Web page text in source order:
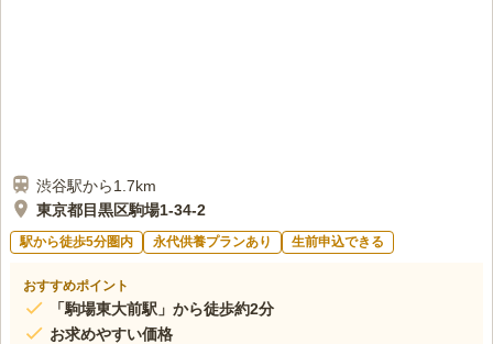
渋谷駅から1.7km
東京都目黒区駒場1-34-2
駅から徒歩5分圏内 永代供養プランあり 生前申込できる
おすすめポイント
「駒場東大前駅」から徒歩約2分
お求めやすい価格